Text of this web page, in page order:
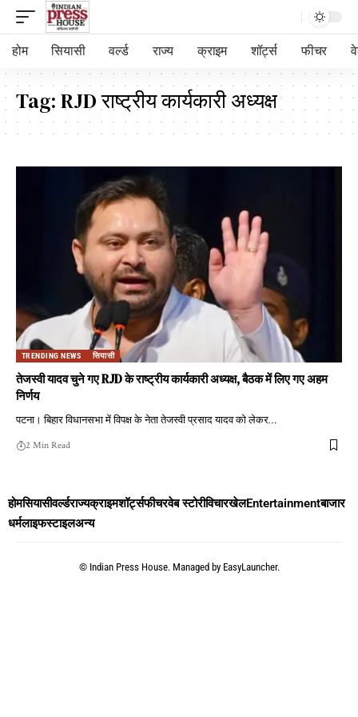
होम सियासी वर्ल्ड राज्य क्राइम शॉर्ट्स फीचर
Tag:RJD राष्ट्रीय कार्यकारी अध्यक्ष
TRENDING NEWS सियासी
तेजस्वी यादव चुने गए RJD के राष्ट्रीय कार्यकारी अध्यक्ष, बैठक में लिए गए अहम
निर्णय
पटना। बिहार विधानसभा में विपक्ष के नेता तेजस्वी प्रसाद यादव को लेकर…
2 Min Read
होमसियासीवर्ल्डराज्यक्राइमशॉर्ट्सफीचरवेब स्टोरीविचारखेलEntertainmentबाजार
धर्मलाइफस्टाइलअन्य
© Indian Press House. Managed by EasyLauncher.